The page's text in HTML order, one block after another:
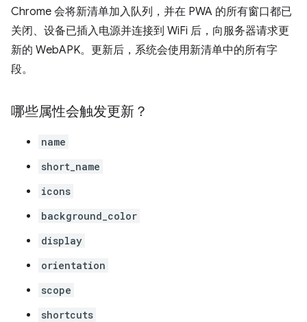
Chrome 会将新清单加入队列，并在 PWA 的所有窗口都已
关闭、设备已插入电源并连接到 WiFi 后，向服务器请求更
新的 WebAPK。更新后，系统会使用新清单中的所有字
段。
哪些属性会触发更新？
name
short_name
icons
background_color
display
orientation
scope
shortcuts